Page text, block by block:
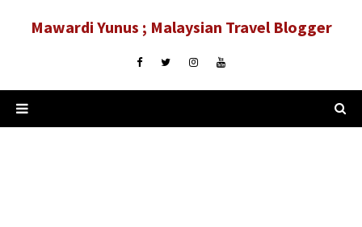
Mawardi Yunus ; Malaysian Travel Blogger